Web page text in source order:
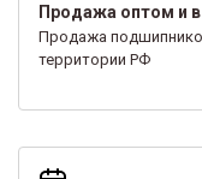
Продажа оптом и
Продажа
территории РФ